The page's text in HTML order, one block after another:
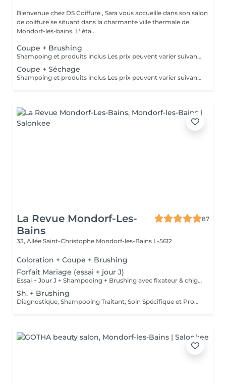
Bienvenue chez DS Coiffure , Sara vous accueille dans son salon
de coiffure se situant dans la charmante ville thermale de
Mondorf-les-bains. L' éta...
Coupe + Brushing
Shampoing et produits inclus Les prix peuvent varier suivant la quantité de travail
Coupe + Séchage
Shampoing et produits inclus Les prix peuvent varier suivant la quantité de travail
La Revue Mondorf-Les-
Bains
87
33, Allée Saint-Christophe Mondorf-les-Bains L-5612
Coloration + Coupe + Brushing
Forfait Mariage (essai + jour J)
Essai + Jour J + Shampooing + Brushing avec fixateur & chignon
Sh. + Brushing
Diagnostique, Shampooing Traitant, Soin Spécifique et Produits Coiffants inclus